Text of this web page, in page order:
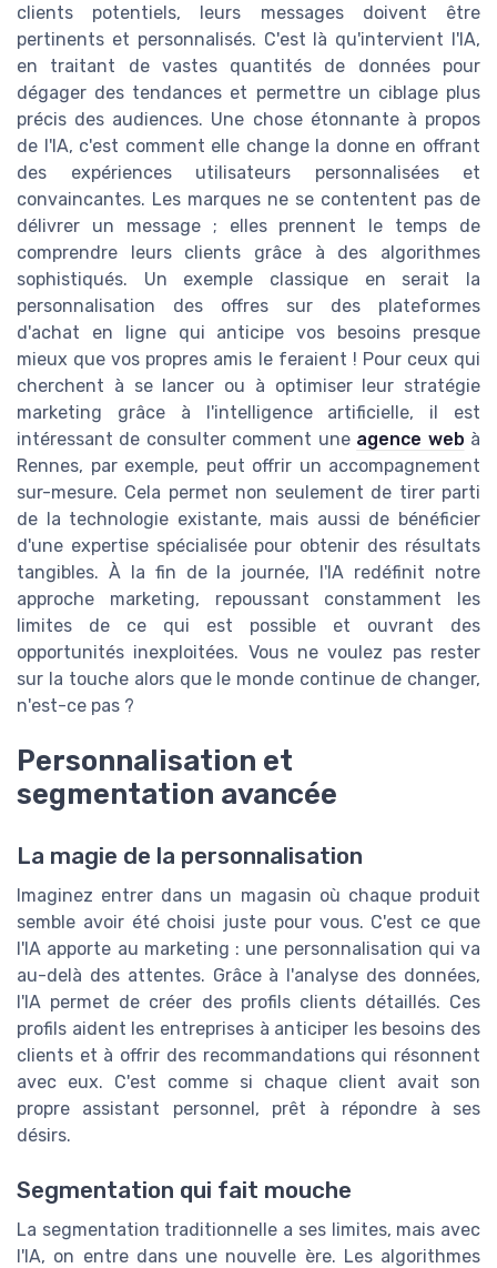
clients potentiels, leurs messages doivent être
pertinents et personnalisés. C'est là qu'intervient l'IA,
en traitant de vastes quantités de données pour
dégager des tendances et permettre un ciblage plus
précis des audiences. Une chose étonnante à propos
de l'IA, c'est comment elle change la donne en offrant
des expériences utilisateurs personnalisées et
convaincantes. Les marques ne se contentent pas de
délivrer un message ; elles prennent le temps de
comprendre leurs clients grâce à des algorithmes
sophistiqués. Un exemple classique en serait la
personnalisation des offres sur des plateformes
d'achat en ligne qui anticipe vos besoins presque
mieux que vos propres amis le feraient ! Pour ceux qui
cherchent à se lancer ou à optimiser leur stratégie
marketing grâce à l'intelligence artificielle, il est
intéressant de consulter comment une agence web à
Rennes, par exemple, peut offrir un accompagnement
sur-mesure. Cela permet non seulement de tirer parti
de la technologie existante, mais aussi de bénéficier
d'une expertise spécialisée pour obtenir des résultats
tangibles. À la fin de la journée, l'IA redéfinit notre
approche marketing, repoussant constamment les
limites de ce qui est possible et ouvrant des
opportunités inexploitées. Vous ne voulez pas rester
sur la touche alors que le monde continue de changer,
n'est-ce pas ?
Personnalisation et
segmentation avancée
La magie de la personnalisation
Imaginez entrer dans un magasin où chaque produit
semble avoir été choisi juste pour vous. C'est ce que
l'IA apporte au marketing : une personnalisation qui va
au-delà des attentes. Grâce à l'analyse des données,
l'IA permet de créer des profils clients détaillés. Ces
profils aident les entreprises à anticiper les besoins des
clients et à offrir des recommandations qui résonnent
avec eux. C'est comme si chaque client avait son
propre assistant personnel, prêt à répondre à ses
désirs.
Segmentation qui fait mouche
La segmentation traditionnelle a ses limites, mais avec
l'IA, on entre dans une nouvelle ère. Les algorithmes